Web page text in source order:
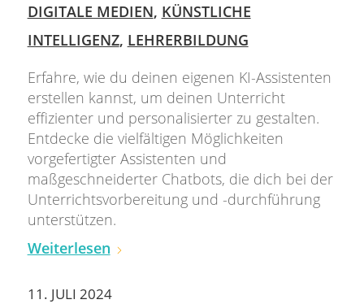
DIGITALE MEDIEN, KÜNSTLICHE
INTELLIGENZ, LEHRERBILDUNG
Erfahre, wie du deinen eigenen KI-Assistenten
erstellen kannst, um deinen Unterricht
effizienter und personalisierter zu gestalten.
Entdecke die vielfältigen Möglichkeiten
vorgefertigter Assistenten und
maßgeschneiderter Chatbots, die dich bei der
Unterrichtsvorbereitung und -durchführung
unterstützen.
Weiterlesen
11. JULI 2024